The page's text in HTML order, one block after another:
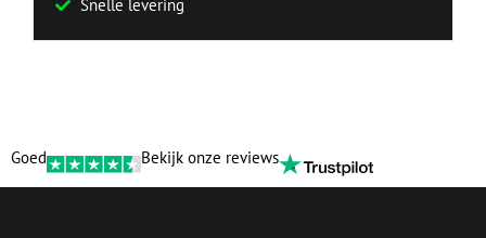
Snelle levering
Goed Bekijk onze reviews